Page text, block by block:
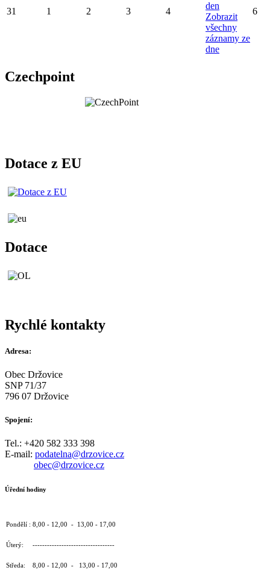
31 1 2 3 4
den
Zobrazit
všechny
záznamy ze
dne
6
Czechpoint
Dotace z EU
Dotace
Rychlé kontakty
Adresa:
Obec Držovice
SNP 71/37
796 07 Držovice
Spojení:
Tel.: +420 582 333 398
E-mail: podatelna@drzovice.cz
obec@drzovice.cz
Úřední hodiny
Pondělí : 8,00 - 12,00 - 13,00 - 17,00
Úterý: ----------------------------------
Středa: 8,00 - 12,00 - 13,00 - 17,00